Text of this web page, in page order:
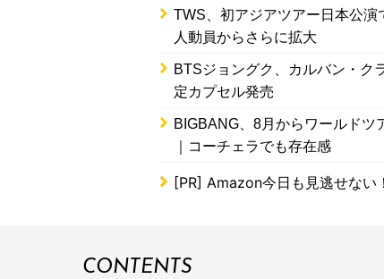
TWS、初アジアツアー日本公
人動員からさらに拡大
BTSジョングク、カルバン・ク
定カプセル発売
BIGBANG、8月からワールド
｜コーチェラでも存在感
[PR] Amazon今日も見逃せない
CONTENTS